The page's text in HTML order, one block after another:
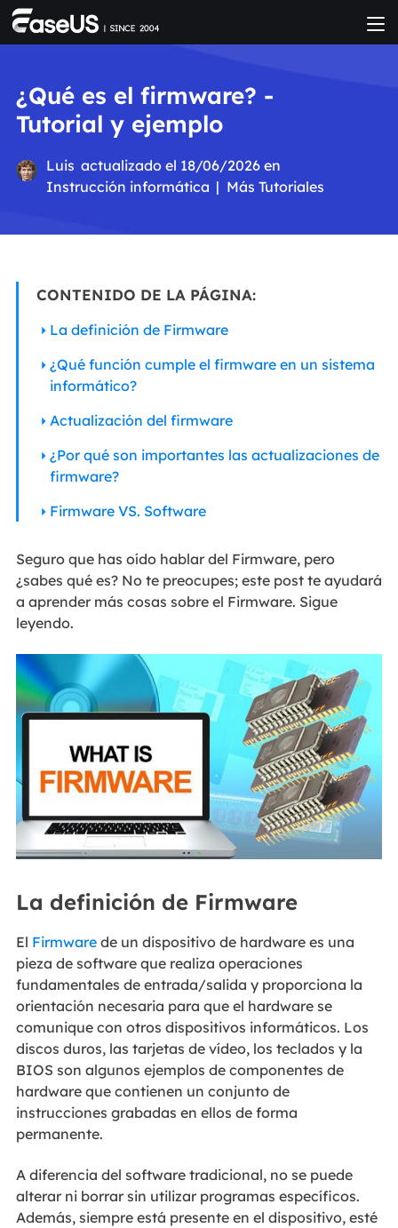
¿Qué es el firmware? -
Tutorial y ejemplo
Luis actualizado el 18/06/2026 en
Instrucción informática | Más Tutoriales
CONTENIDO DE LA PÁGINA:
La definición de Firmware
¿Qué función cumple el firmware en un sistema
informático?
Actualización del firmware
¿Por qué son importantes las actualizaciones de
firmware?
Firmware VS. Software
Seguro que has oído hablar del Firmware, pero
¿sabes qué es? No te preocupes; este post te ayudará
a aprender más cosas sobre el Firmware. Sigue
leyendo.
La definición de Firmware
El Firmwarede un dispositivo de hardware es una
pieza de software que realiza operaciones
fundamentales de entrada/salida y proporciona la
orientación necesaria para que el hardware se
comunique con otros dispositivos informáticos. Los
discos duros, las tarjetas de vídeo, los teclados y la
BIOS son algunos ejemplos de componentes de
hardware que contienen un conjunto de
instrucciones grabadas en ellos de forma
permanente.
A diferencia del software tradicional, no se puede
alterar ni borrar sin utilizar programas específicos.
Además, siempre está presente en el dispositivo, esté